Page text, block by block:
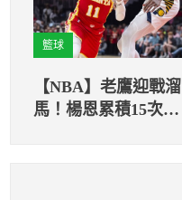
籃球
【NBA】老鷹迎戰溜
馬！楊恩累積15次犯